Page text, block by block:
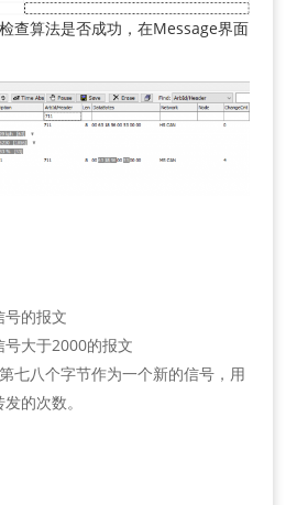
查算法是否成功，在Message界面
号的报文
大于2000的报文
七八个字节作为一个新的信号，用
的次数。